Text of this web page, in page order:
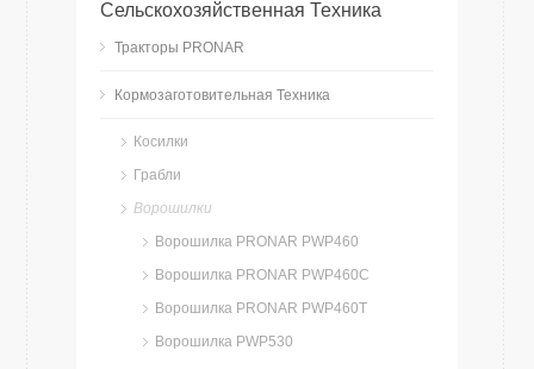
Сельскохозяйственная Техника
Тракторы PRONAR
Кормозаготовительная Техника
Косилки
Грабли
Ворошилки
Ворошилка PRONAR PWP460
Ворошилка PRONAR PWP460C
Ворошилка PRONAR PWP460T
Ворошилка PWP530